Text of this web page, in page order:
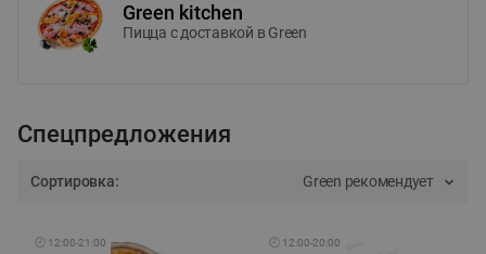
Green kitchen
Пицца c доставкой в Green
Спецпредложения
Сортировка: Green рекомендует
🕘 12:00-21:00 🕘 12:00-20:00